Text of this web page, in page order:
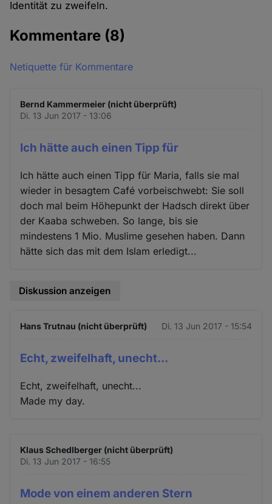
Identität zu zweifeln.
Kommentare (8)
Netiquette für Kommentare
Bernd Kammermeier (nicht überprüft)
Di. 13 Jun 2017 - 13:06
Ich hätte auch einen Tipp für
Ich hätte auch einen Tipp für Maria, falls sie mal
wieder in besagtem Café vorbeischwebt: Sie soll
doch mal beim Höhepunkt der Hadsch direkt über
der Kaaba schweben. So lange, bis sie
mindestens 1 Mio. Muslime gesehen haben. Dann
hätte sich das mit dem Islam erledigt...
Diskussion anzeigen
Hans Trutnau (nicht überprüft) Di. 13 Jun 2017 - 15:54
Echt, zweifelhaft, unecht...
Echt, zweifelhaft, unecht...
Made my day.
Klaus Schedlberger (nicht überprüft)
Di. 13 Jun 2017 - 16:55
Mode von einem anderen Stern